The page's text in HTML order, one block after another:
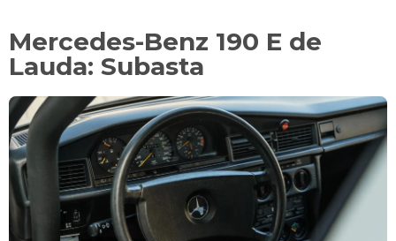
Mercedes-Benz 190 E de
Lauda: Subasta